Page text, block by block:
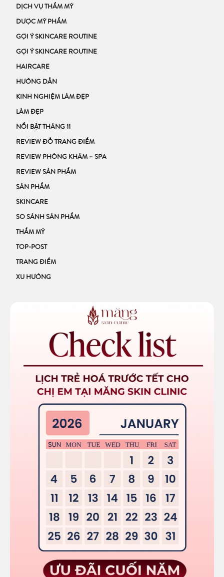
DỊCH VỤ THẨM MỸ
DƯỢC MỸ PHẨM
GỢI Ý SKINCARE ROUTINE
GỢI Ý SKINCARE ROUTINE
HAIRCARE
HƯỚNG DẪN
KINH NGHIỆM LÀM ĐẸP
LÀM ĐẸP
NỔI BẬT THÁNG 11
REVIEW ĐỒ TRANG ĐIỂM
REVIEW PHÒNG KHÁM – SPA
REVIEW SẢN PHẨM
SẢN PHẨM
SKINCARE
SO SÁNH SẢN PHẨM
THẨM MỸ
TOP-POST
TRANG ĐIỂM
XU HƯỚNG